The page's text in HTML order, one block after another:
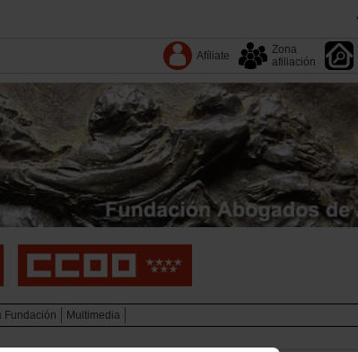
Afíliate
Zona
afiliación
Fundación
Multimedia